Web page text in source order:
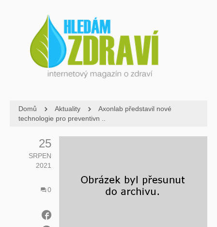
Domů Aktuality
Axonlab představil nové
technologie pro preventivn ..
25
SRPEN
2021
0